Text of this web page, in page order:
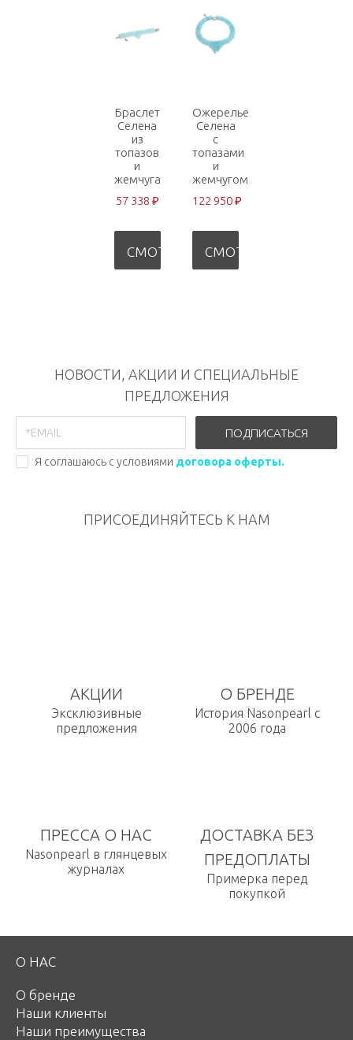
Браслет
Селена
из
топазов
и
жемчуга
57 338 ₽
СМОТРЕТЬ
Ожерелье
Селена
с
топазами
и
жемчугом
122 950 ₽
СМОТРЕТЬ
НОВОСТИ, АКЦИИ И СПЕЦИАЛЬНЫЕ
ПРЕДЛОЖЕНИЯ
ПОДПИСАТЬСЯ
Я соглашаюсь с условиями договора оферты.
ПРИСОЕДИНЯЙТЕСЬ К НАМ
АКЦИИ
Эксклюзивные
предложения
О БРЕНДЕ
История Nasonpearl с
2006 года
ПРЕССА О НАС
Nasonpearl в глянцевых
журналах
ДОСТАВКА БЕЗ
ПРЕДОПЛАТЫ
Примерка перед
покупкой
О НАС
О бренде
Наши клиенты
Наши преимущества